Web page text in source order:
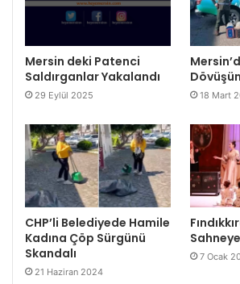
Mersin deki Patenci
Saldırganlar Yakalandı
29 Eylül 2025 18 Mart
CHP’li Belediyede Hamile
Kadına Çöp Sürgünü
Skandalı
21 Haziran 2024
7 Ocak